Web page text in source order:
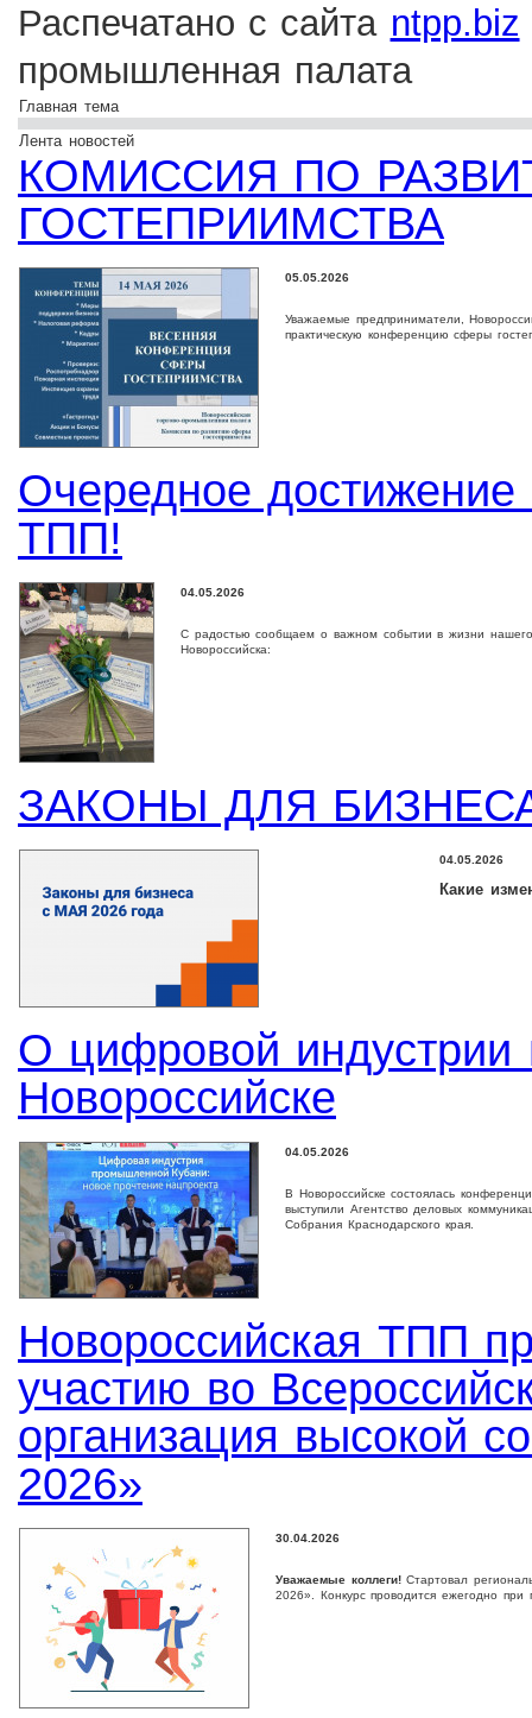
Распечатано с сайта ntpp.biz
промышленная палата
Главная тема
Лента новостей
КОМИССИЯ ПО
ГОСТЕПРИИМСТВА
05.05.2026
Уважаемые предприниматели,
практическую конференцию сферы
Очередное достижение
ТПП!
04.05.2026
С радостью сообщаем о важном событии в жизни
Новороссийска:
ЗАКОНЫ ДЛЯ
04.05.2026
Какие
О цифровой
Новороссийске
04.05.2026
В Новороссийске состоялась
выступили Агентство деловых
Собрания Краснодарского края.
Новороссийская ТПП
участию во
организация высокой
2026»
30.04.2026
Уважаемые коллеги!Стартовал
2026». Конкурс проводится ежегодно при